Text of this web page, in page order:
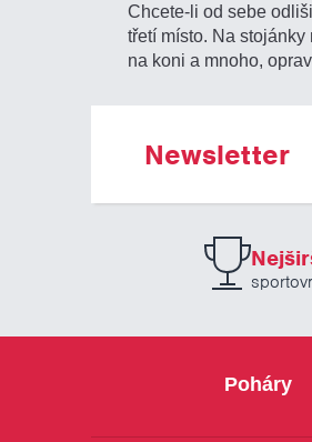
Chcete-li od sebe
třetí místo. Na
na koni a mnoho,
Newsletter
Poháry